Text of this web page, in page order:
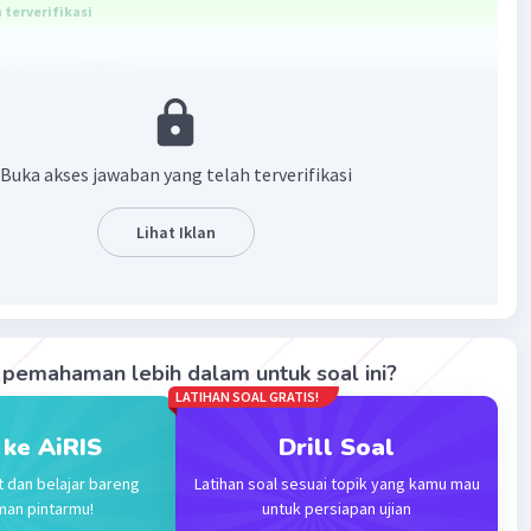
terverifikasi
1(12) + 3(16)= 62
x Mr = 3,1 x 62 = 192,2 gram
Buka akses jawaban yang telah terverifikasi
Lihat Iklan
lebih dalam untuk soal ini?
AiRIS
dan belajar bareng
pintarmu!
LATIHAN SOAL GRATIS!
Drill Soal
Latihan soal sesuai topik yang kamu mau
untuk persiapan ujian